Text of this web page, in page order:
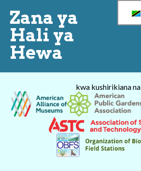
Zana ya
Hali ya
Hewa
kwa kushirikiana na